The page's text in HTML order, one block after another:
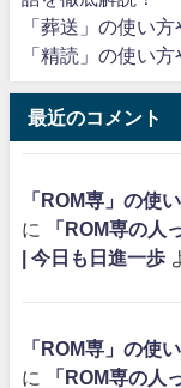
「葬送」の使い
「精読」の使い
最近のコメント
「ROM専」の使
に
「ROM専の人
| 今日も日進一歩
「ROM専」の使
に
「ROM専の人